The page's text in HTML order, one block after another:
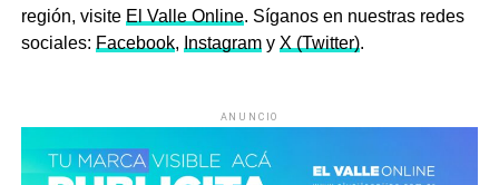
región, visite El Valle Online. Síganos en nuestras redes
sociales: Facebook, Instagramy X (Twitter).
ANUNCIO